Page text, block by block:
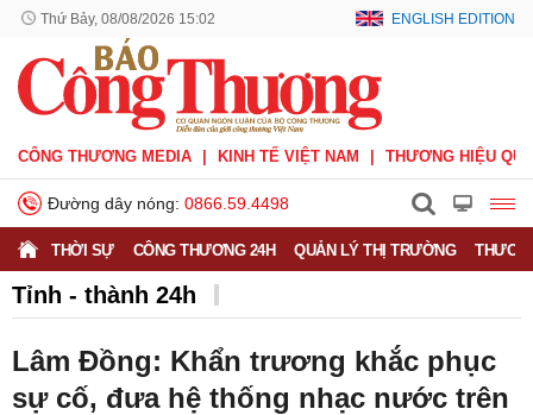
Thứ Bảy, 08/08/2026 15:02 ENGLISH EDITION
CÔNG THƯƠNG MEDIA KINH TẾ VIỆT NAM THƯƠNG HIỆU
Đường dây nóng: 0866.59.4498
THỜI SỰ CÔNG THƯƠNG 24H QUẢN LÝ THỊ TRƯỜNG
Tỉnh - thành 24h
Lâm Đồng: Khẩn trương khắc phục
sự cố, đưa hệ thống nhạc nước trên